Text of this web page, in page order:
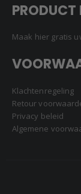
PRODUCT
Maak hier gratis
Klachtenregeling
Retour
Privacy beleid
Algemene